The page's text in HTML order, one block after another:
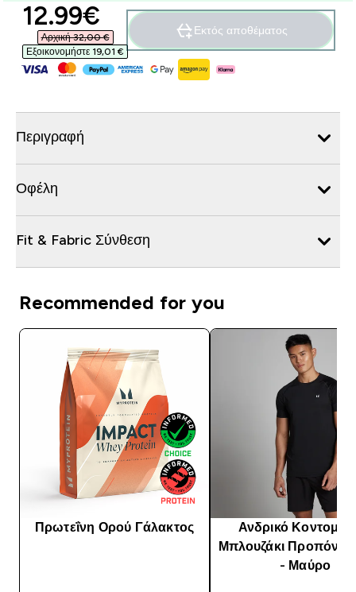
discounted price
12.99€‎
Αρχική 32,00 €‎
Εξοικονομήστε 19,01 €‎
Εκτός αποθέματος
Περιγραφή
Οφέλη
Fit & Fabric Σύνθεση
Recommended for you
Πρωτεΐνη Ορού Γάλακτος
Ανδρικό
Μπλουζάκι
- Μαύρο